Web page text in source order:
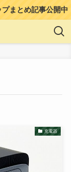
まとめ記事公開中
充電器